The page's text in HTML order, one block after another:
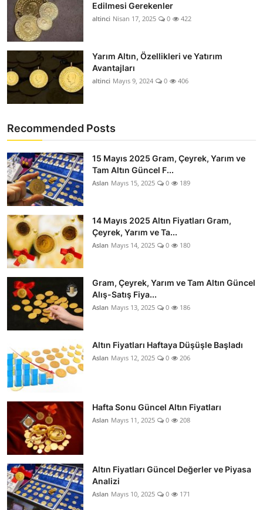
Edilmesi Gerekenler
altinci Nisan 17, 2025 0 422
Yarım Altın, Özellikleri ve Yatırım
Avantajları
altinci Mayıs 9, 2024 0 406
Recommended Posts
15 Mayıs 2025 Gram, Çeyrek, Yarım ve
Tam Altın Güncel F...
Aslan Mayıs 15, 2025 0 189
14 Mayıs 2025 Altın Fiyatları Gram,
Çeyrek, Yarım ve Ta...
Aslan Mayıs 14, 2025 0 180
Gram, Çeyrek, Yarım ve Tam Altın Güncel
Alış-Satış Fiya...
Aslan Mayıs 13, 2025 0 186
Altın Fiyatları Haftaya Düşüşle Başladı
Aslan Mayıs 12, 2025 0 206
Hafta Sonu Güncel Altın Fiyatları
Aslan Mayıs 11, 2025 0 208
Altın Fiyatları Güncel Değerler ve Piyasa
Analizi
Aslan Mayıs 10, 2025 0 171